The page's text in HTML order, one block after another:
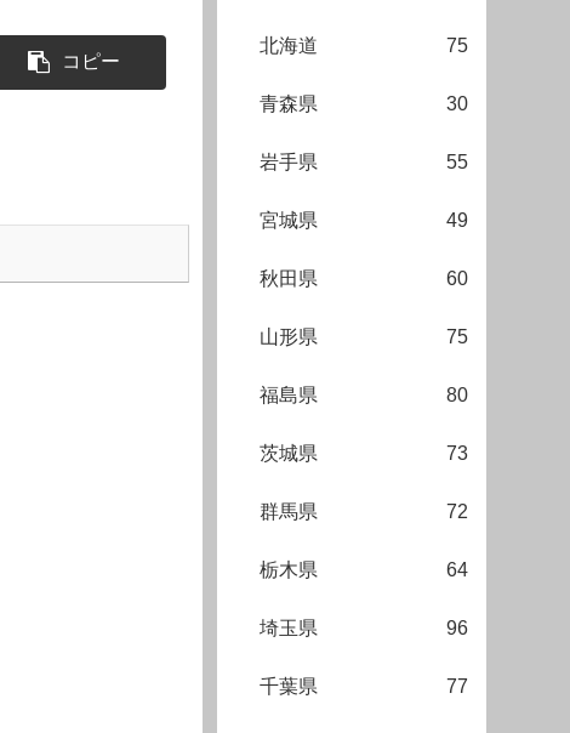
コピー
北海道 75
青森県 30
岩手県 55
宮城県 49
秋田県 60
山形県 75
福島県 80
茨城県 73
群馬県 72
栃木県 64
埼玉県 96
千葉県 77